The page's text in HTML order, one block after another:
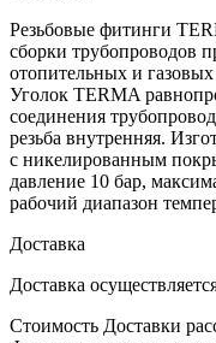
Резьбовые фитинги
сборки трубопроводов
отопительных и газовых
Уголок TERMA
соединения
резьба внутренняя.
с никелированным
давление 10 бар,
рабочий диапазон
Доставка
Доставка
Стоимость Доставки